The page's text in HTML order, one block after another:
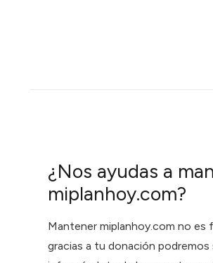
¿Nos ayudas a
miplanhoy.com?
Mantener miplanhoy.com no es
gracias a tu donación podremos